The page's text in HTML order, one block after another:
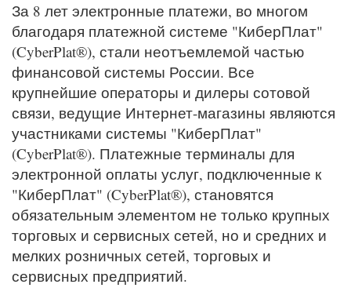
За 8 лет электронные платежи, во многом
благодаря платежной системе "КиберПлат"
(CyberPlat®), стали неотъемлемой частью
финансовой системы России. Все
крупнейшие операторы и дилеры сотовой
связи, ведущие Интернет-магазины являются
участниками системы "КиберПлат"
(CyberPlat®). Платежные терминалы для
электронной оплаты услуг, подключенные к
"КиберПлат" (CyberPlat®), становятся
обязательным элементом не только крупных
торговых и сервисных сетей, но и средних и
мелких розничных сетей, торговых и
сервисных предприятий.